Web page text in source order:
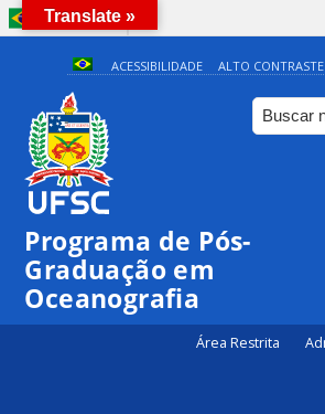
BRASIL
ACESSIBILIDADE ALTO CONTRASTE
Programa de Pós-
Graduação em
Oceanografia
Área Restrita
Translate »